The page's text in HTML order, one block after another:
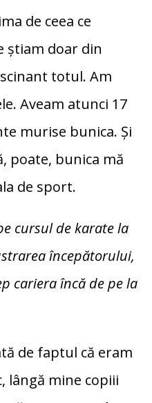
de ceea ce
știam doar din
totul. Am
Aveam atunci 17
murise bunica. Și
poate, bunica mă
de sport.
cursul de karate la
începătorului,
cariera încă de pe la
de faptul că eram
lângă mine copiii